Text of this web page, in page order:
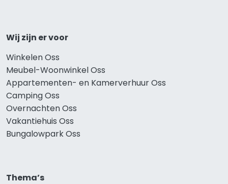
Wij zijn er voor
Winkelen Oss
Meubel-Woonwinkel Oss
Appartementen- en Kamerverhuur Oss
Camping Oss
Overnachten Oss
Vakantiehuis Oss
Bungalowpark Oss
Thema’s